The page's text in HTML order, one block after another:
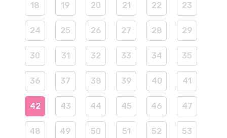
18 19 20 21 22 23
24 25 26 27 28 29
30 31 32 33 34 35
36 37 38 39 40 41
42 43 44 45 46 47
48 49 50 51 52 53